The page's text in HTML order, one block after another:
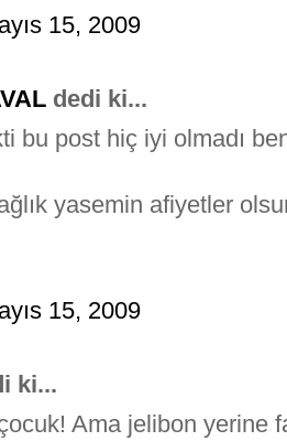
15, 2009
dedi ki...
bu post hiç iyi olmadı
yasemin afiyetler
15, 2009
ki...
Ama jelibon yerine